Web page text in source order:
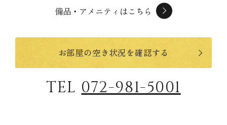
備品・アメニティはこちら
お部屋の空き状況を確認する
TEL072-981-5001